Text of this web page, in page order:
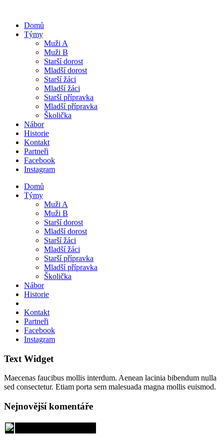
Domů
Týmy
Muži A
Muži B
Starší dorost
Mladší dorost
Starší žáci
Mladší žáci
Starší přípravka
Mladší přípravka
Školička
Nábor
Historie
Kontakt
Partneři
Facebook
Instagram
Domů
Týmy
Muži A
Muži B
Starší dorost
Mladší dorost
Starší žáci
Mladší žáci
Starší přípravka
Mladší přípravka
Školička
Nábor
Historie
Kontakt
Partneři
Facebook
Instagram
Text Widget
Maecenas faucibus mollis interdum. Aenean lacinia bibendum nulla
sed consectetur. Etiam porta sem malesuada magna mollis euismod.
Nejnovější komentáře